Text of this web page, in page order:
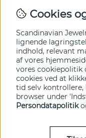
tilbud før alle
Cookies
Scandinavian
lignende
indhold, relevant
af vores
vores cookiepolitik
cookies ved at
tid selv
browser under
Persondatapolitik